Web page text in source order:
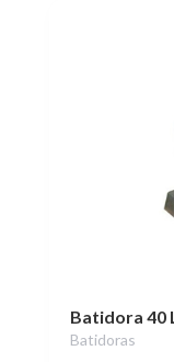
Batidora 40
Batidoras